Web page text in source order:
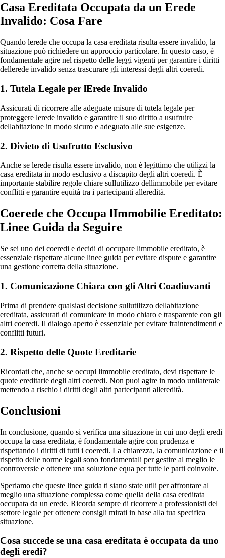
Casa Ereditata Occupata da un Erede
Invalido: Cosa Fare
Quando lerede che occupa la casa ereditata risulta essere invalido, la
situazione può richiedere un approccio particolare. In questo caso, è
fondamentale agire nel rispetto delle leggi vigenti per garantire i diritti
dellerede invalido senza trascurare gli interessi degli altri coeredi.
1. Tutela Legale per lErede Invalido
Assicurati di ricorrere alle adeguate misure di tutela legale per
proteggere lerede invalido e garantire il suo diritto a usufruire
dellabitazione in modo sicuro e adeguato alle sue esigenze.
2. Divieto di Usufrutto Esclusivo
Anche se lerede risulta essere invalido, non è legittimo che utilizzi la
casa ereditata in modo esclusivo a discapito degli altri coeredi. È
importante stabilire regole chiare sullutilizzo dellimmobile per evitare
conflitti e garantire equità tra i partecipanti alleredità.
Coerede che Occupa lImmobilie Ereditato:
Linee Guida da Seguire
Se sei uno dei coeredi e decidi di occupare limmobile ereditato, è
essenziale rispettare alcune linee guida per evitare dispute e garantire
una gestione corretta della situazione.
1. Comunicazione Chiara con gli Altri Coadiuvanti
Prima di prendere qualsiasi decisione sullutilizzo dellabitazione
ereditata, assicurati di comunicare in modo chiaro e trasparente con gli
altri coeredi. Il dialogo aperto è essenziale per evitare fraintendimenti e
conflitti futuri.
2. Rispetto delle Quote Ereditarie
Ricordati che, anche se occupi limmobile ereditato, devi rispettare le
quote ereditarie degli altri coeredi. Non puoi agire in modo unilaterale
mettendo a rischio i diritti degli altri partecipanti alleredità.
Conclusioni
In conclusione, quando si verifica una situazione in cui uno degli eredi
occupa la casa ereditata, è fondamentale agire con prudenza e
rispettando i diritti di tutti i coeredi. La chiarezza, la comunicazione e il
rispetto delle norme legali sono fondamentali per gestire al meglio le
controversie e ottenere una soluzione equa per tutte le parti coinvolte.
Speriamo che queste linee guida ti siano state utili per affrontare al
meglio una situazione complessa come quella della casa ereditata
occupata da un erede. Ricorda sempre di ricorrere a professionisti del
settore legale per ottenere consigli mirati in base alla tua specifica
situazione.
Cosa succede se una casa ereditata è occupata da uno
degli eredi?